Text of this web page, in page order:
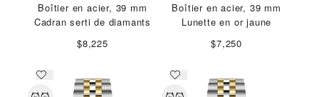
Boîtier en acier, 39 mm
Cadran serti de diamants
$8,225
Boîtier en acier, 39 mm
Lunette en or jaune
$7,250